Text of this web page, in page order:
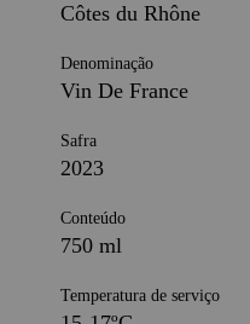
Côtes du Rhône
Denominação
Vin De France
Safra
2023
Conteúdo
750 ml
Temperatura de serviço